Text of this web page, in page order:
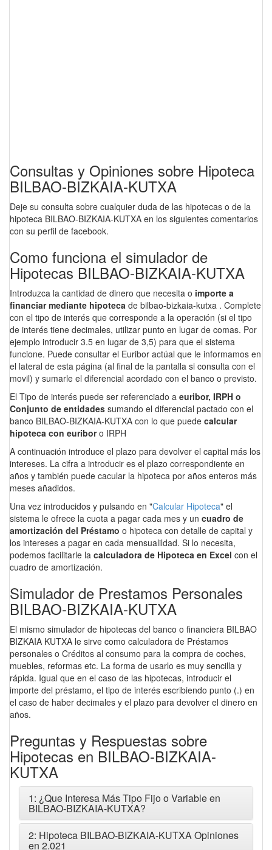
Consultas y Opiniones sobre Hipoteca
BILBAO-BIZKAIA-KUTXA
Deje su consulta sobre cualquier duda de las hipotecas o de la
hipoteca BILBAO-BIZKAIA-KUTXA en los siguientes comentarios
con su perfil de facebook.
Como funciona el simulador de
Hipotecas BILBAO-BIZKAIA-KUTXA
Introduzca la cantidad de dinero que necesita o importe a
financiar mediante hipoteca de bilbao-bizkaia-kutxa . Complete
con el tipo de interés que corresponde a la operación (si el tipo
de interés tiene decimales, utilizar punto en lugar de comas. Por
ejemplo introducir 3.5 en lugar de 3,5) para que el sistema
funcione. Puede consultar el Euribor actúal que le informamos en
el lateral de esta página (al final de la pantalla si consulta con el
movil) y sumarle el diferencial acordado con el banco o previsto.
El Tipo de interés puede ser referenciado a euribor, IRPH o
Conjunto de entidades sumando el diferencial pactado con el
banco BILBAO-BIZKAIA-KUTXA con lo que puede calcular
hipoteca con euriboro IRPH
A continuación introduce el plazo para devolver el capital más los
intereses. La cifra a introducir es el plazo correspondiente en
años y también puede cacular la hipoteca por años enteros más
meses añadidos.
Una vez introducidos y pulsando en "Calcular Hipoteca" el
sistema le ofrece la cuota a pagar cada mes y un cuadro de
amortización del Préstamo o hipoteca con detalle de capital y
los intereses a pagar en cada mensualildad. Si lo necesita,
podemos facilitarle la calculadora de Hipoteca en Excel con el
cuadro de amortización.
Simulador de Prestamos Personales
BILBAO-BIZKAIA-KUTXA
El mismo simulador de hipotecas del banco o financiera BILBAO
BIZKAIA KUTXA le sirve como calculadora de Préstamos
personales o Créditos al consumo para la compra de coches,
muebles, reformas etc. La forma de usarlo es muy sencilla y
rápida. Igual que en el caso de las hipotecas, introducir el
importe del préstamo, el tipo de interés escribiendo punto (.) en
el caso de haber decimales y el plazo para devolver el dinero en
años.
Preguntas y Respuestas sobre
Hipotecas en BILBAO-BIZKAIA-
KUTXA
1: ¿Que Interesa Más Tipo Fijo o Variable en
BILBAO-BIZKAIA-KUTXA?
2: Hipoteca BILBAO-BIZKAIA-KUTXA Opiniones
en 2.021